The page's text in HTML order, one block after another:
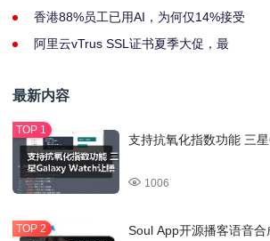
香港88%员工已用AI，为何仅14%接受
阿里云vTrus SSL证书夏季大促，最
最新内容
支持抗氧化指数功能 三
1006
Soul App开源播客语音合